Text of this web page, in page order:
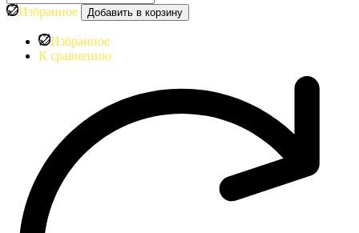
товара
Уличный
светильник
Избранное Добавить в корзину
Избранное
К сравнению